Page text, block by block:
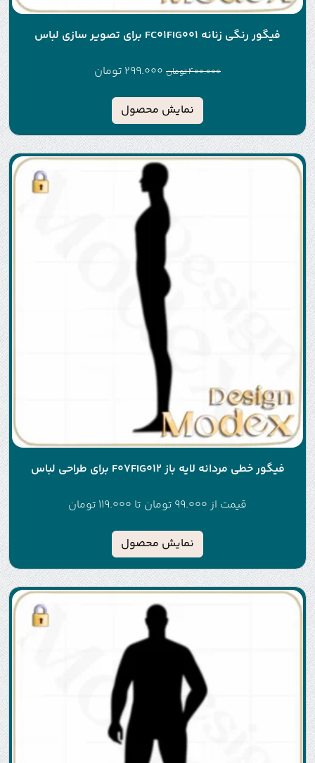
فیگور رنگی زنانه FC01FIG001 برای تصویر سازی لباس
400.000تومان 299.000 تومان
نمایش محصول
فیگور خطی مردانه لایه باز F07FIG012 برای طراحی لباس
قیمت از99.000 تومان تا 119.000 تومان
نمایش محصول